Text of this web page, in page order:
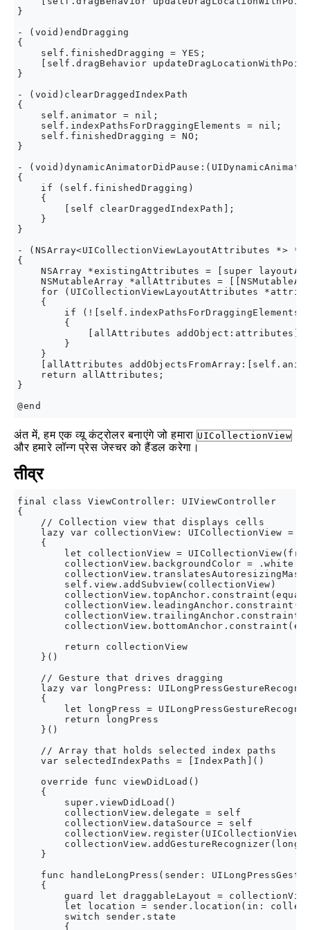
}
- (void)endDragging
{
    self.finishedDragging = YES;
[self.dragBehavior
}
- (void)clearDraggedIndexPath
{
    self.animator = nil;
    self.indexPathsForDraggingElements = nil;
    self.finishedDragging = NO;
}
-
{
    if (self.finishedDragging)
    {
        [self clearDraggedIndexPath];
    }
}
- (NSArray<UICollectionViewLayoutAttributes *>
{
NSArray *existingAttributes = [super
NSMutableArray *allAttributes =
for (UICollectionViewLayoutAttributes
    {
if (![self.indexPathsForDraggingElements
        {
            [allAttributes addObject:attributes];
        }
    }
[allAttributes
    return allAttributes;
}
अंत में, हम एक व्यू कंट्रोलर बनाएंगे जो हमारा UICollectionView
और हमारे लॉन्ग प्रेस जेस्चर को हैंडल करेगा।
तीव्र
final class ViewController: UIViewController
{
    // Collection view that displays cells
    lazy var collectionView: UICollectionView =
    {
let collectionView =
        collectionView.backgroundColor = .white
        self.view.addSubview(collectionView)
        return collectionView
    }()
    // Gesture that drives dragging
lazy var longPress:
    {
let longPress =
        return longPress
    }()
    // Array that holds selected index paths
    var selectedIndexPaths = [IndexPath]()
    override func viewDidLoad()
    {
        super.viewDidLoad()
        collectionView.delegate = self
        collectionView.dataSource = self
    }
func handleLongPress(sender:
    {
guard let draggableLayout =
let location = sender.location(in:
        switch sender.state
        {